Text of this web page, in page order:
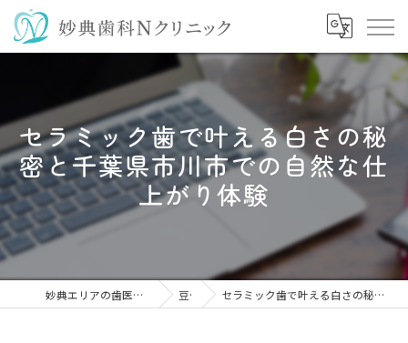
セラミック歯で叶える白さの秘
密と千葉県市川市での自然な仕
上がり体験
妙典エリアの歯医者なら妙典歯科Nクリニック 豆知識 セラミック歯で叶える白さの秘密と千葉県市川市での自然な仕上がり体験